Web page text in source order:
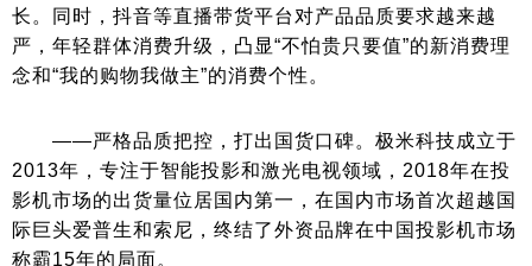
长。同时，抖音等直播带货平台对产品品质要求越来越
严，年轻群体消费升级，凸显“不怕贵只要值”的新消费理
念和“我的购物我做主”的消费个性。
——严格品质把控，打出国货口碑。极米科技成立于
2013年，专注于智能投影和激光电视领域，2018年在投
影机市场的出货量位居国内第一，在国内市场首次超越国
际巨头爱普生和索尼，终结了外资品牌在中国投影机市场
称霸15年的局面。